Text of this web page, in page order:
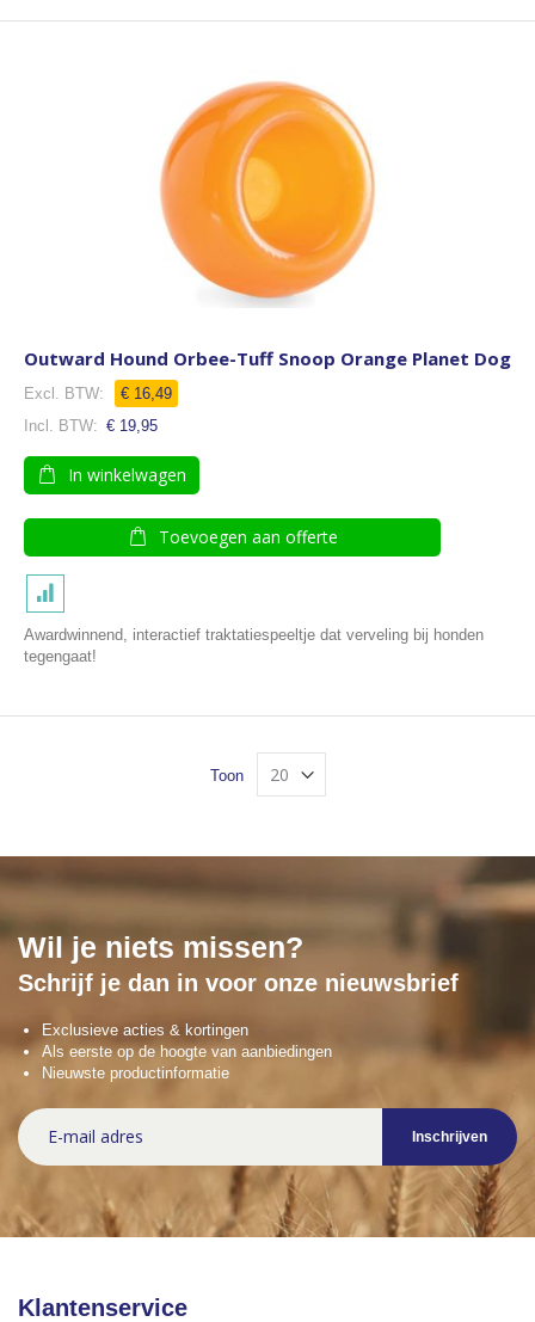
Outward Hound Orbee-Tuff Snoop Orange Planet Dog
€ 16,49
€ 19,95
In winkelwagen
Toevoegen aan offerte
Awardwinnend, interactief traktatiespeeltje dat verveling bij honden
tegengaat!
Toon
Wil je niets missen?
Schrijf je dan in voor onze nieuwsbrief
Exclusieve acties & kortingen
Als eerste op de hoogte van aanbiedingen
Nieuwste productinformatie
Abonneer
u
op
Inschrijven
Klantenservice